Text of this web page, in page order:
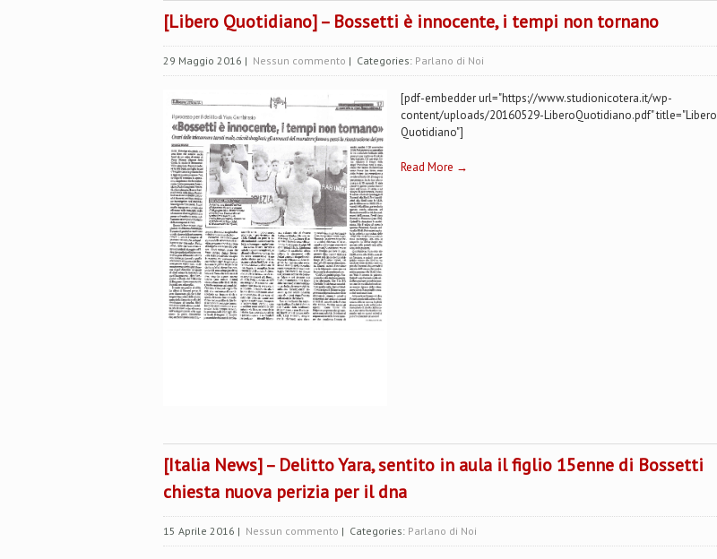
[Libero Quotidiano] – Bossetti è innocente, i tempi non tornano
29 Maggio 2016 | Nessun commento | Categories: Parlano di Noi
[pdf-embedder url="https://www.studionicotera.it/wp-
content/uploads/20160529-LiberoQuotidiano.pdf" title="Libero
Quotidiano"]
Read More →
[Italia News] – Delitto Yara, sentito in aula il figlio 15enne di Bossetti
chiesta nuova perizia per il dna
15 Aprile 2016 | Nessun commento | Categories: Parlano di Noi